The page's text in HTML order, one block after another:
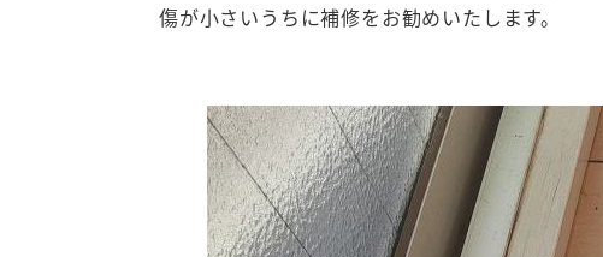
傷が小さいうちに補修をお勧めいたします。